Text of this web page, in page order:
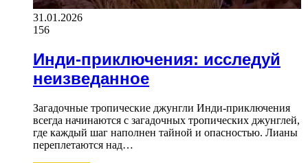
31.01.2026
156
Инди-приключения: исследуй
неизведанное
Загадочные тропические джунгли Инди-приключения
всегда начинаются с загадочных тропических джунглей,
где каждый шаг наполнен тайной и опасностью. Лианы
переплетаются над…